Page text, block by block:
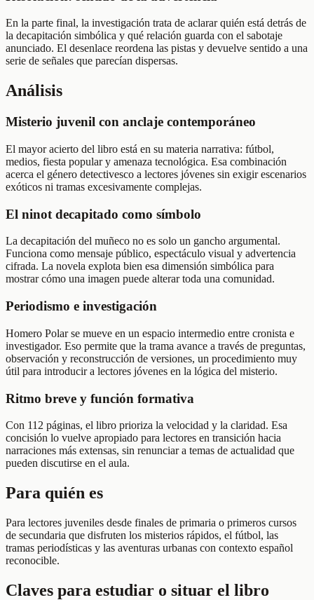
En la parte final, la investigación trata de aclarar quién está detrás de
la decapitación simbólica y qué relación guarda con el sabotaje
anunciado. El desenlace reordena las pistas y devuelve sentido a una
serie de señales que parecían dispersas.
Análisis
Misterio juvenil con anclaje contemporáneo
El mayor acierto del libro está en su materia narrativa: fútbol,
medios, fiesta popular y amenaza tecnológica. Esa combinación
acerca el género detectivesco a lectores jóvenes sin exigir escenarios
exóticos ni tramas excesivamente complejas.
El ninot decapitado como símbolo
La decapitación del muñeco no es solo un gancho argumental.
Funciona como mensaje público, espectáculo visual y advertencia
cifrada. La novela explota bien esa dimensión simbólica para
mostrar cómo una imagen puede alterar toda una comunidad.
Periodismo e investigación
Homero Polar se mueve en un espacio intermedio entre cronista e
investigador. Eso permite que la trama avance a través de preguntas,
observación y reconstrucción de versiones, un procedimiento muy
útil para introducir a lectores jóvenes en la lógica del misterio.
Ritmo breve y función formativa
Con 112 páginas, el libro prioriza la velocidad y la claridad. Esa
concisión lo vuelve apropiado para lectores en transición hacia
narraciones más extensas, sin renunciar a temas de actualidad que
pueden discutirse en el aula.
Para quién es
Para lectores juveniles desde finales de primaria o primeros cursos
de secundaria que disfruten los misterios rápidos, el fútbol, las
tramas periodísticas y las aventuras urbanas con contexto español
reconocible.
Claves para estudiar o situar el libro